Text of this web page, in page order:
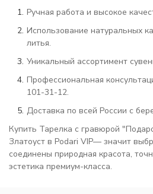
Ручная работа и высокое
Использование натуральных
литья.
Уникальный ассортимент
Профессиональная
101-31-12.
Доставка по всей России с
Купить Тарелка с гравюрой
Златоуст в Podari VIP— значит
соединены природная красота,
эстетика премиум-класса.